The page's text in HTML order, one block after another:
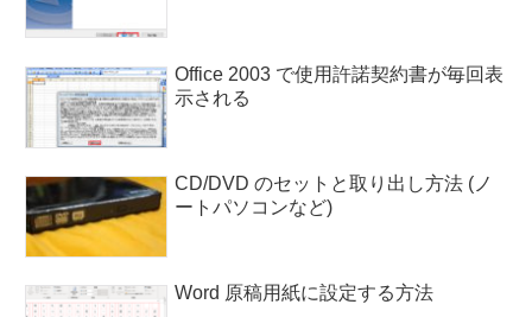
Office 2003 で使用許諾契約書が毎回表
示される
CD/DVD のセットと取り出し方法 (ノ
ートパソコンなど)
Word 原稿用紙に設定する方法